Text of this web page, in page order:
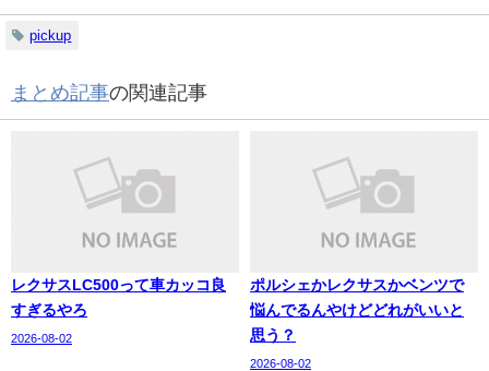
pickup
まとめ記事の関連記事
レクサスLC500って車カッコ良
すぎるやろ
2026-08-02
ポルシェかレクサスかベンツで
悩んでるんやけどどれがいいと
思う？
2026-08-02